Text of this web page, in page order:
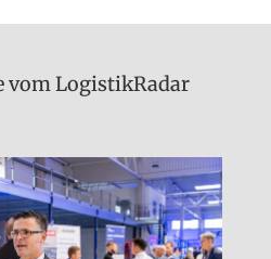
vom LogistikRadar